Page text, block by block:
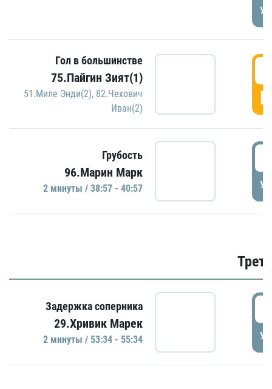
Гол в большинстве
75.Пайгин Зият(1)
51.Миле Энди(2), 82.Чехович
Иван(2)
Грубость
96.Марин Марк
2 минуты / 38:57 - 40:57
Задержка соперника
29.Хривик Марек
2 минуты / 53:34 - 55:34